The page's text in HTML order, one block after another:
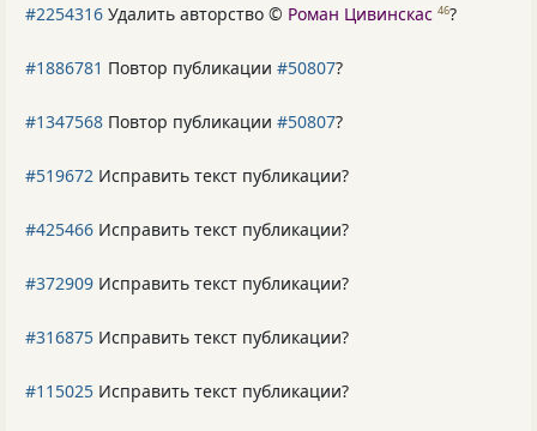
#2254316 Удалить авторство © Роман Цивинскас 46?
#1886781 Повтор публикации #50807?
#1347568 Повтор публикации #50807?
#519672 Исправить текст публикации?
#425466 Исправить текст публикации?
#372909 Исправить текст публикации?
#316875 Исправить текст публикации?
#115025 Исправить текст публикации?